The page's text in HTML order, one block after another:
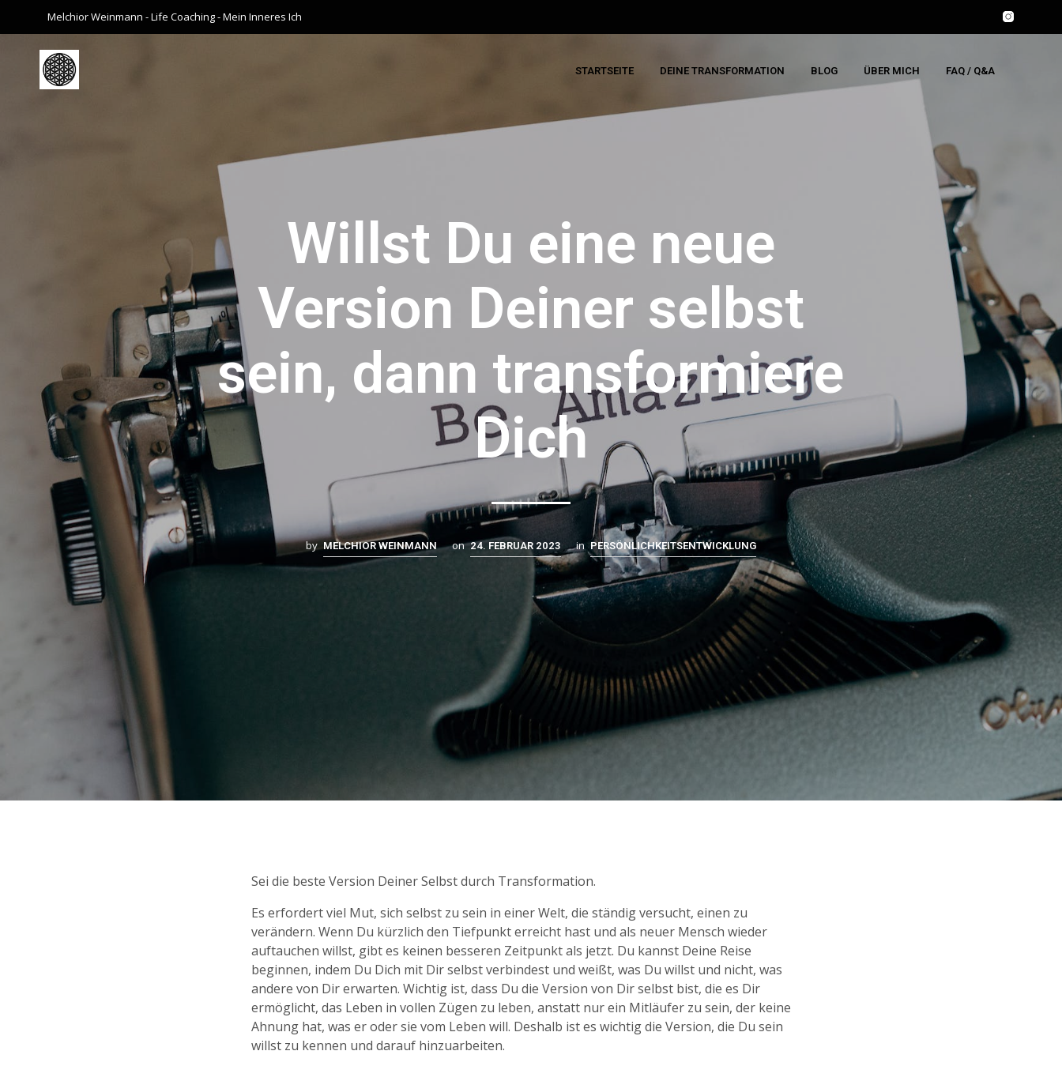
Melchior Weinmann - Life Coaching - Mein Inneres Ich
STARTSEITE DEINE TRANSFORMATION BLOG ÜBER MICH FAQ / Q&A
Willst Du eine neue
Version Deiner selbst
sein, dann transformiere
Dich
by MELCHIOR WEINMANN on 24. FEBRUAR 2023 in PERSÖNLICHKEITSENTWICKLUNG
Sei die beste Version Deiner Selbst durch Transformation.
Es erfordert viel Mut, sich selbst zu sein in einer Welt, die ständig versucht, einen zu
verändern. Wenn Du kürzlich den Tiefpunkt erreicht hast und als neuer Mensch wieder
auftauchen willst, gibt es keinen besseren Zeitpunkt als jetzt. Du kannst Deine Reise
beginnen, indem Du Dich mit Dir selbst verbindest und weißt, was Du willst und nicht, was
andere von Dir erwarten. Wichtig ist, dass Du die Version von Dir selbst bist, die es Dir
ermöglicht, das Leben in vollen Zügen zu leben, anstatt nur ein Mitläufer zu sein, der keine
Ahnung hat, was er oder sie vom Leben will. Deshalb ist es wichtig die Version, die Du sein
willst zu kennen und darauf hinzuarbeiten.